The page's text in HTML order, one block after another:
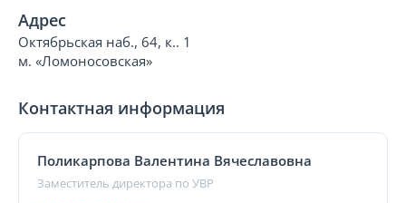
Адрес
Октябрьская наб., 64, к.. 1
м. «Ломоносовская»
Контактная информация
Поликарпова Валентина Вячеславовна
Заместитель директора по УВР